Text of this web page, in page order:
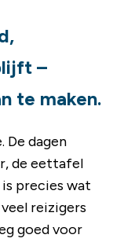
–
te maken.
De dagen
de eettafel
precies wat
reizigers
goed voor